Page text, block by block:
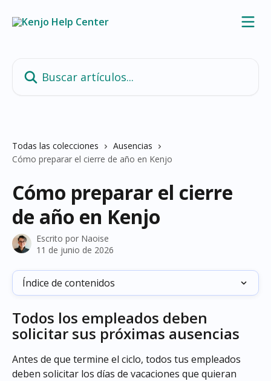
Todas las colecciones
Ausencias
Cómo preparar el cierre de año en Kenjo
Cómo preparar el cierre
de año en Kenjo
Escrito por Naoise
11 de junio de 2026
Índice de contenidos
Todos los empleados deben
solicitar sus próximas ausencias
Antes de que termine el ciclo, todos tus empleados
deben solicitar los días de vacaciones que quieran